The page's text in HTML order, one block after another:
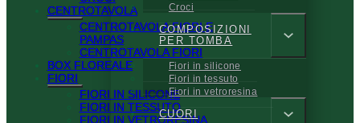
CENTROTAVOLA
CENTROTAVOLA FIORI E
PAMPAS
CENTROTAVOLA FIORI
BOX FLOREALE
FIORI
FIORI IN SILICONE
FIORI IN TESSUTO
FIORI IN VETRORESINA
Croci
COMPOSIZIONI
PER TOMBA
Fiori in silicone
Fiori in tessuto
Fiori in vetroresina
CUORI